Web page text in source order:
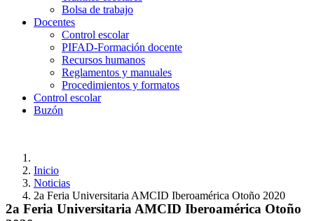
Bolsa de trabajo
Docentes
Control escolar
PIFAD-Formación docente
Recursos humanos
Reglamentos y manuales
Procedimientos y formatos
Control escolar
Buzón
Inicio
Noticias
2a Feria Universitaria AMCID Iberoamérica Otoño 2020
2a Feria Universitaria AMCID Iberoamérica Otoño